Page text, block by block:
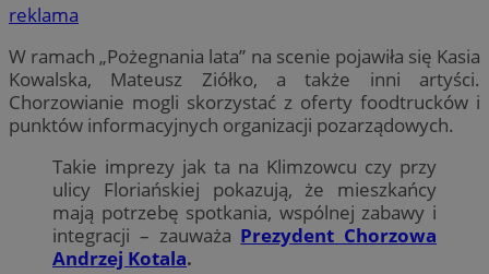
reklama
W ramach „Pożegnania lata” na scenie pojawiła się Kasia
Kowalska, Mateusz Ziółko, a także inni artyści.
Chorzowianie mogli skorzystać z oferty foodtrucków i
punktów informacyjnych organizacji pozarządowych.
Takie imprezy jak ta na Klimzowcu czy przy
ulicy Floriańskiej pokazują, że mieszkańcy
mają potrzebę spotkania, wspólnej zabawy i
integracji – zauważa Prezydent Chorzowa
Andrzej Kotala.